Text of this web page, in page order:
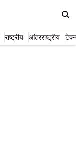
राष्ट्रीय आंतरराष्ट्रीय